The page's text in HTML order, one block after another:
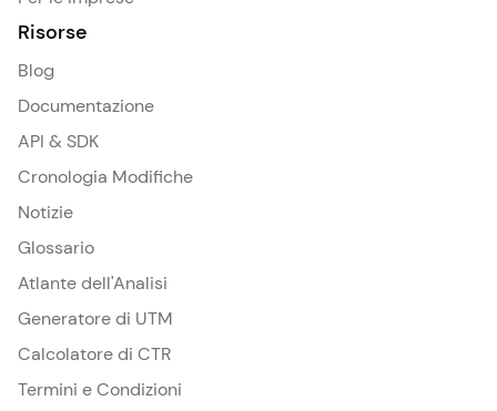
Risorse
Blog
Documentazione
API & SDK
Cronologia Modifiche
Notizie
Glossario
Atlante dell'Analisi
Generatore di UTM
Calcolatore di CTR
Termini e Condizioni